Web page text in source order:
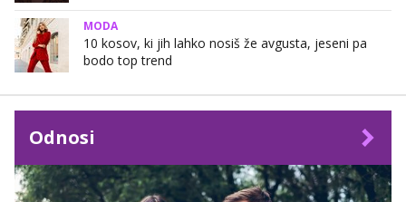
MODA
10 kosov, ki jih lahko nosiš že avgusta, jeseni pa
bodo top trend
Odnosi